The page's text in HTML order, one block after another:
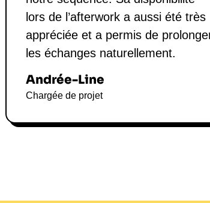
lors de l’afterwork a aussi été très
appréciée et a permis de
les échanges naturellement.
Andrée-Line
Chargée de projet